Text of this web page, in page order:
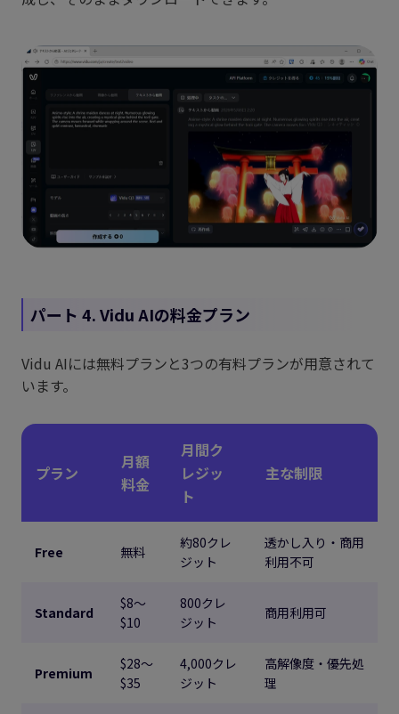
パート 4. Vidu AIの料金プラン
Vidu AIには無料プランと3つの有料プランが用意されて
います。
プラン
月額
料金
月間ク
レジッ
ト
主な制限
Free 無料
約80クレ
ジット
透かし入り・商用
利用不可
Standard
$8〜
$10
800クレ
ジット
商用利用可
Premium
$28〜
$35
4,000クレ
ジット
高解像度・優先処
理